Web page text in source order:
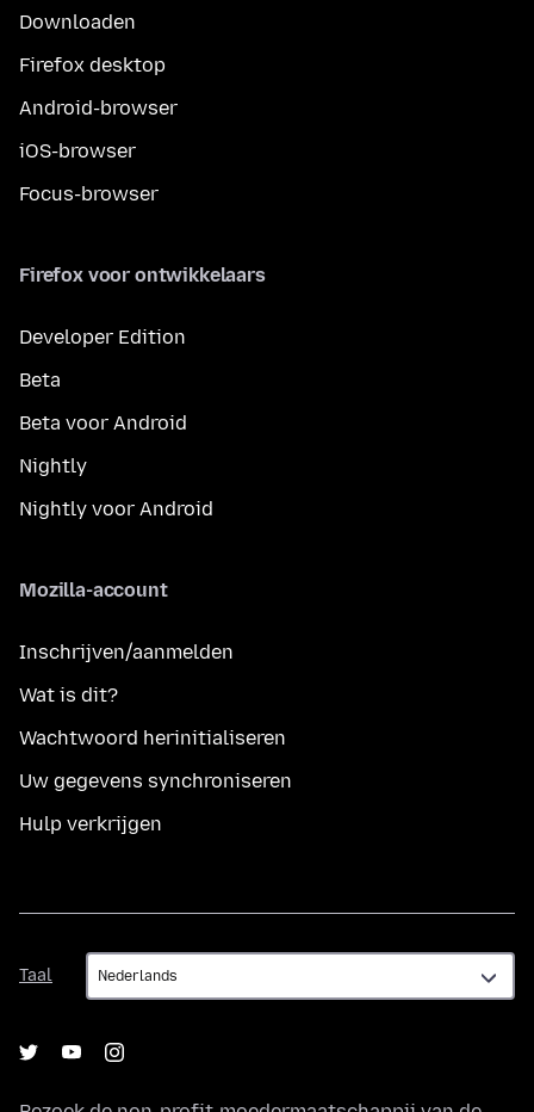
Downloaden
Firefox desktop
Android-browser
iOS-browser
Focus-browser
Firefox voor ontwikkelaars
Developer Edition
Beta
Beta voor Android
Nightly
Nightly voor Android
Mozilla-account
Inschrijven/aanmelden
Wat is dit?
Wachtwoord herinitialiseren
Uw gegevens synchroniseren
Hulp verkrijgen
Taal
Taal